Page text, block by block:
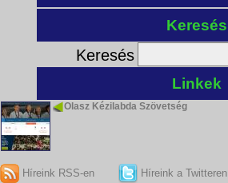
Keresés
Keresés
Linkek
Olasz Kézilabda Szövetség
Híreink RSS-en Híreink a Twitteren